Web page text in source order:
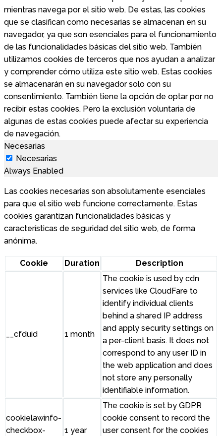
mientras navega por el sitio web. De estas, las cookies
que se clasifican como necesarias se almacenan en su
navegador, ya que son esenciales para el funcionamiento
de las funcionalidades básicas del sitio web. También
utilizamos cookies de terceros que nos ayudan a analizar
y comprender cómo utiliza este sitio web. Estas cookies
se almacenarán en su navegador solo con su
consentimiento. También tiene la opción de optar por no
recibir estas cookies. Pero la exclusión voluntaria de
algunas de estas cookies puede afectar su experiencia
de navegación.
Necesarias
Necesarias
Always Enabled
Las cookies necesarias son absolutamente esenciales
para que el sitio web funcione correctamente. Estas
cookies garantizan funcionalidades básicas y
características de seguridad del sitio web, de forma
anónima.
Cookie Duration Description
__cfduid 1 month
The cookie is used by cdn
services like CloudFare to
identify individual clients
behind a shared IP address
and apply security settings on
a per-client basis. It does not
correspond to any user ID in
the web application and does
not store any personally
identifiable information.
cookielawinfo-
checkbox-
1 year
The cookie is set by GDPR
cookie consent to record the
user consent for the cookies